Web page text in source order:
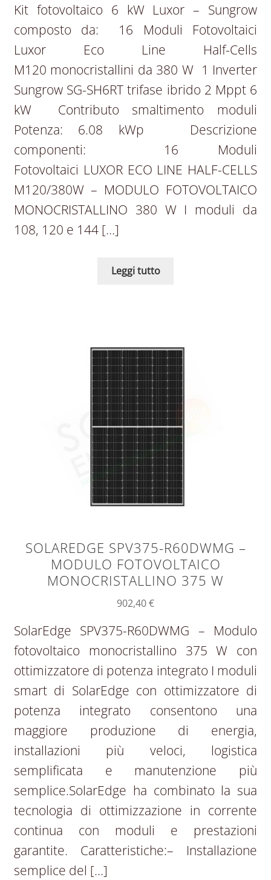
Kit fotovoltaico 6 kW Luxor – Sungrow
composto da: 16 Moduli Fotovoltaici
Luxor Eco Line Half-Cells
M120 monocristallini da 380 W 1 Inverter
Sungrow SG-SH6RT trifase ibrido 2 Mppt 6
kW Contributo smaltimento moduli
Potenza: 6.08 kWp Descrizione
componenti: 16 Moduli
Fotovoltaici LUXOR ECO LINE HALF-CELLS
M120/380W – MODULO FOTOVOLTAICO
MONOCRISTALLINO 380 W I moduli da
108, 120 e 144 […]
Leggi tutto
SOLAREDGE SPV375-R60DWMG –
MODULO FOTOVOLTAICO
MONOCRISTALLINO 375 W
902,40€
SolarEdge SPV375-R60DWMG – Modulo
fotovoltaico monocristallino 375 W con
ottimizzatore di potenza integrato I moduli
smart di SolarEdge con ottimizzatore di
potenza integrato consentono una
maggiore produzione di energia,
installazioni più veloci, logistica
semplificata e manutenzione più
semplice.SolarEdge ha combinato la sua
tecnologia di ottimizzazione in corrente
continua con moduli e prestazioni
garantite. Caratteristiche:– Installazione
semplice del […]